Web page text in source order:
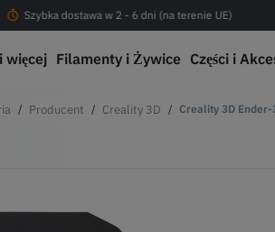
Szybka dostawa w 2 - 6 dni (na terenie UE)
więcej Filamenty i Żywice Części i
Producent Creality 3D Creality 3D